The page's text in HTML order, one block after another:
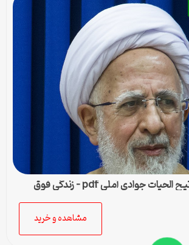
دانلود رایگان مفاتیح الحیات جوادی آملی pdf – زندگی فوق
مشاهده و خرید